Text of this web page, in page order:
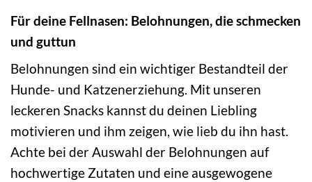
Für deine Fellnasen: Belohnungen, die schmecken
und guttun
Belohnungen sind ein wichtiger Bestandteil der
Hunde- und Katzenerziehung. Mit unseren
leckeren Snacks kannst du deinen Liebling
motivieren und ihm zeigen, wie lieb du ihn hast.
Achte bei der Auswahl der Belohnungen auf
hochwertige Zutaten und eine ausgewogene